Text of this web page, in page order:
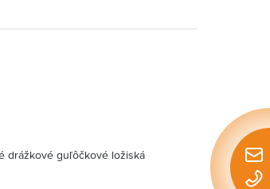
drážkové guľôčkové ložiská